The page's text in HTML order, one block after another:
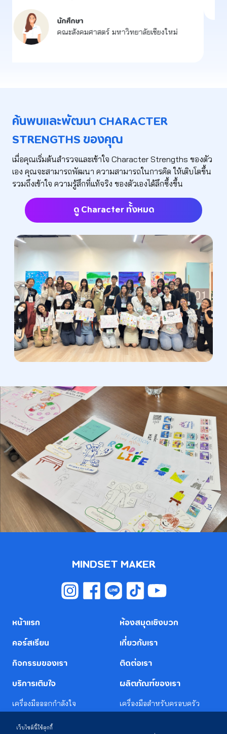
เมื่อคุณเริ่มต้นสำรวจและเข้าใจ Character Strengths ของตัว
เอง คุณจะสามารถพัฒนา ความสามารถในการคิด ให้เติบโตขึ้น
รวมถึงเข้าใจ ความรู้สึกที่แท้จริง ของตัวเองได้ลึกซึ้งขึ้น
ดู Character ทั้งหมด
MINDSET MAKER
กิจกรรมของเรา
ห้องสมุดเชิงบวก
เกี่ยวกับเรา
ติดต่อเรา
บริการเติมใจ
เครื่องมือออกกำลังใจ
เครื่องมือ CHARACTER
ทำโครงการร่วมกับเรา
ผลิตภัณฑ์ของเรา
เครื่องมือสำหรับครอบครัว
เครื่องมือสำหรับโรงเรียน
เครื่องมือสำหรับมหาวิทยาลัย
เว็บไซต์นี้ใช้คุกกี้